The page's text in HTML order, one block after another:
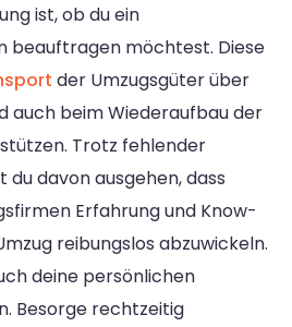
ist, ob du ein
beauftragen möchtest. Diese
der Umzugsgüter über
auch beim Wiederaufbau der
Trotz fehlender
davon ausgehen, dass
Erfahrung und Know-
reibungslos abzuwickeln.
deine persönlichen
Besorge rechtzeitig